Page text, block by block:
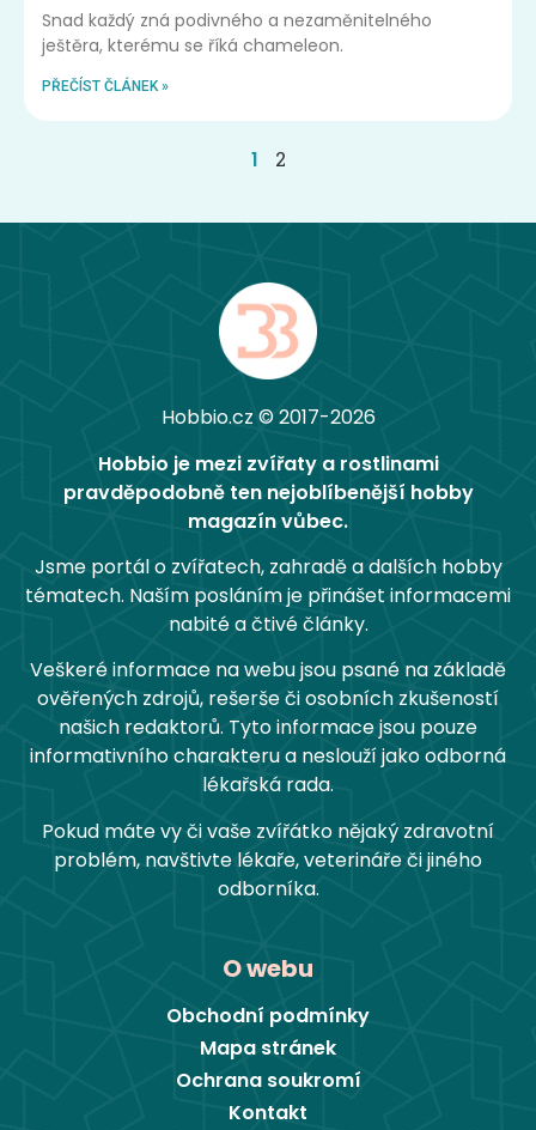
Snad každý zná podivného a nezaměnitelného
ještěra, kterému se říká chameleon.
PŘEČÍST ČLÁNEK »
1 2
Hobbio.cz © 2017-2026
Hobbio je mezi zvířaty a rostlinami
pravděpodobně ten nejoblíbenější hobby
magazín vůbec.
Jsme portál o zvířatech, zahradě a dalších hobby
tématech. Naším posláním je přinášet informacemi
nabité a čtivé články.
Veškeré informace na webu jsou psané na základě
ověřených zdrojů, rešerše či osobních zkušeností
našich redaktorů. Tyto informace jsou pouze
informativního charakteru a neslouží jako odborná
lékařská rada.
Pokud máte vy či vaše zvířátko nějaký zdravotní
problém, navštivte lékaře, veterináře či jiného
odborníka.
O webu
Obchodní podmínky
Mapa stránek
Ochrana soukromí
Kontakt